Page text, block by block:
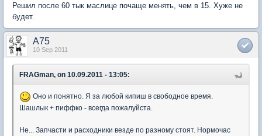
Решил после 60 тык маслице почаще менять, чем в 15. Хуже не
будет.
A75
10 Sep 2011
FRAGman, on 10.09.2011 - 13:05:
Оно и понятно. Я за любой кипиш в свободное время.
Шашлык + пиффко - всегда пожалуйста.
Не... Запчасти и расходники везде по разному стоят. Нормочас